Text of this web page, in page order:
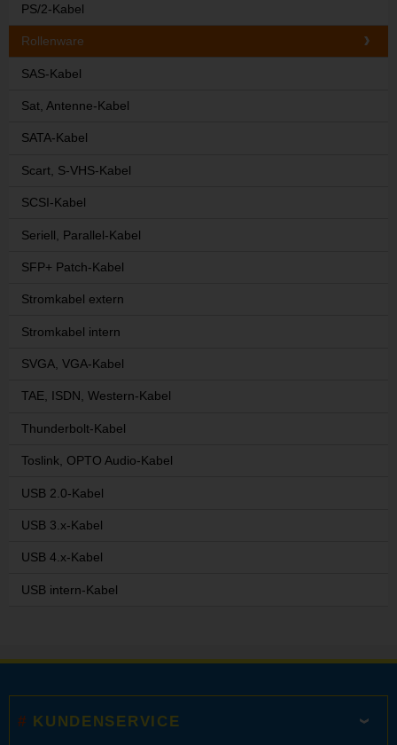
PS/2-Kabel
Rollenware
SAS-Kabel
Sat, Antenne-Kabel
SATA-Kabel
Scart, S-VHS-Kabel
SCSI-Kabel
Seriell, Parallel-Kabel
SFP+ Patch-Kabel
Stromkabel extern
Stromkabel intern
SVGA, VGA-Kabel
TAE, ISDN, Western-Kabel
Thunderbolt-Kabel
Toslink, OPTO Audio-Kabel
USB 2.0-Kabel
USB 3.x-Kabel
USB 4.x-Kabel
USB intern-Kabel
KUNDENSERVICE